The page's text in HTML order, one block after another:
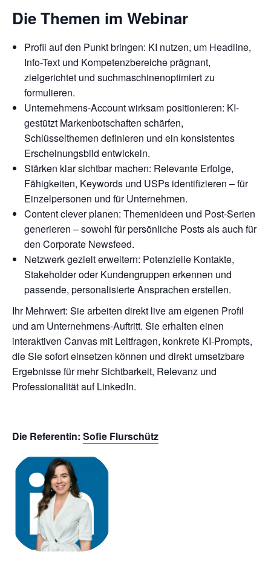
Die Themen im Webinar
Profil auf den Punkt bringen: KI nutzen, um Headline,
Info-Text und Kompetenzbereiche prägnant,
zielgerichtet und suchmaschinenoptimiert zu
formulieren.
Unternehmens-Account wirksam positionieren: KI-
gestützt Markenbotschaften schärfen,
Schlüsselthemen definieren und ein konsistentes
Erscheinungsbild entwickeln.
Stärken klar sichtbar machen: Relevante Erfolge,
Fähigkeiten, Keywords und USPs identifizieren – für
Einzelpersonen und für Unternehmen.
Content clever planen: Themenideen und Post-Serien
generieren – sowohl für persönliche Posts als auch für
den Corporate Newsfeed.
Netzwerk gezielt erweitern: Potenzielle Kontakte,
Stakeholder oder Kundengruppen erkennen und
passende, personalisierte Ansprachen erstellen.
Ihr Mehrwert: Sie arbeiten direkt live am eigenen Profil
und am Unternehmens-Auftritt. Sie erhalten einen
interaktiven Canvas mit Leitfragen, konkrete KI-Prompts,
die Sie sofort einsetzen können und direkt umsetzbare
Ergebnisse für mehr Sichtbarkeit, Relevanz und
Professionalität auf LinkedIn.
Die Referentin: Sofie Flurschütz